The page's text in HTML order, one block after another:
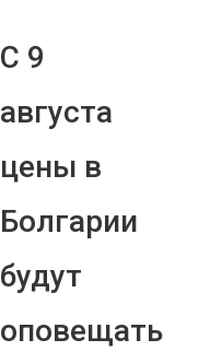
С 9
августа
цены в
Болгарии
будут
оповещать